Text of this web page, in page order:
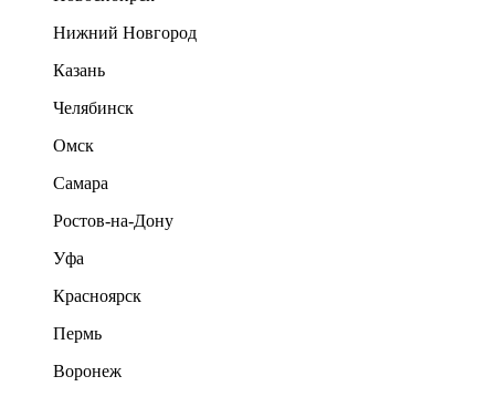
Нижний Новгород
Казань
Челябинск
Омск
Самара
Ростов-на-Дону
Уфа
Красноярск
Пермь
Воронеж